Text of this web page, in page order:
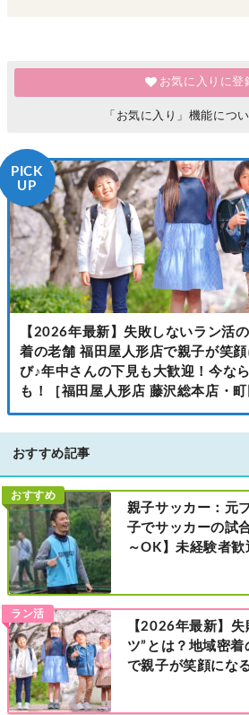
お気に入りに登
「お気に入り」機能につ
PICK
UP
【2026年最新】失敗しないラン活
着の老舗 福田屋人形店で親子が笑
び♪年中さんの下見も大歓迎！今な
も！［福田屋人形店 藤沢総本店・町
おすすめ記事
おすすめ
親子サッカー：元
子でサッカーの試
～OK】未経験者歓
ラン活
【2026年最新】
ツ”とは？地域密
で親子が笑顔にな